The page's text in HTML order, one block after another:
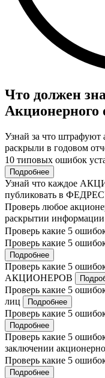
Что должен
Акционерного
Узнай за что штрафуют
раскрыли в годовом
10 типовых ошибок
Подробнее
Узнай что каждое
публиковать в
Проверь любое
раскрытии информации
Проверь какие 5
Проверь какие 5
Подробнее
Проверь какие 5
АКЦИОНЕРОВ
Проверь какие 5
лиц
Подробнее
Проверь какие 5
Подробнее
Проверь какие 5
заключении
Проверь какие 5
Подробнее